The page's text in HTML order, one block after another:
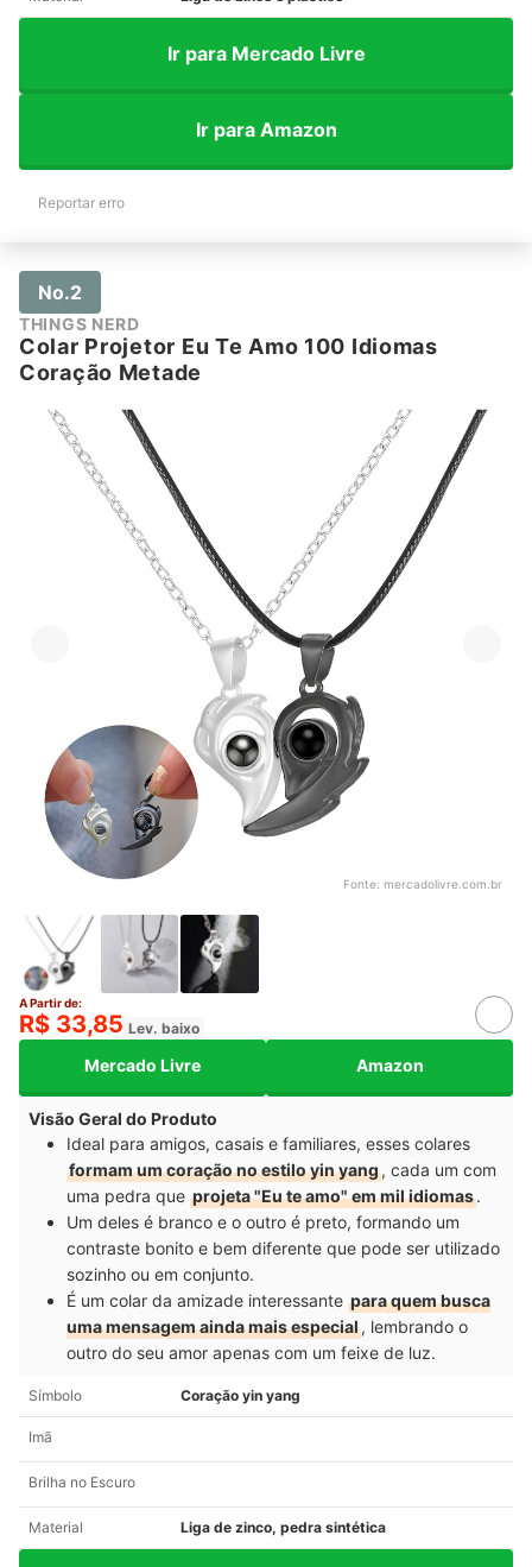
Ir para Mercado Livre
Ir para Amazon
Reportar erro
No.2
THINGS NERD
Colar Projetor Eu Te Amo 100 Idiomas
Coração Metade
Fonte: mercadolivre.com.br
A Partir de:
R$ 33,85 Lev. baixo
Mercado Livre Amazon
Visão Geral do Produto
Ideal para amigos, casais e familiares, esses colares
formam um coração no estilo yin yang, cada um com
uma pedra que projeta "Eu te amo" em mil idiomas.
Um deles é branco e o outro é preto, formando um
contraste bonito e bem diferente que pode ser utilizado
sozinho ou em conjunto.
É um colar da amizade interessante para quem busca
uma mensagem ainda mais especial, lembrando o
outro do seu amor apenas com um feixe de luz.
Símbolo Coração yin yang
Imã
Brilha no Escuro
Material Liga de zinco, pedra sintética